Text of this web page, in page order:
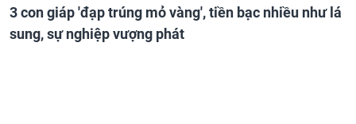
3 con giáp 'đạp trúng mỏ vàng', tiền bạc nhiều như lá
sung, sự nghiệp vượng phát